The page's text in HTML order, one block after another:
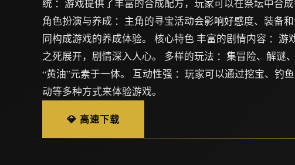
统 ：游戏提供了丰富的合成配方，玩家可以在祭坛中合成
角色扮演与养成 ：主角的寻宝活动会影响好感度、装备
同构成游戏的养成体验。 核心特色 丰富的剧情内容 ：游
之死展开，剧情深入人心。 多样的玩法 ：集冒险、解谜
“黄油”元素于一体。 互动性强 ：玩家可以通过挖宝、钓
动等多种方式来体验游戏。
💎 高速下载